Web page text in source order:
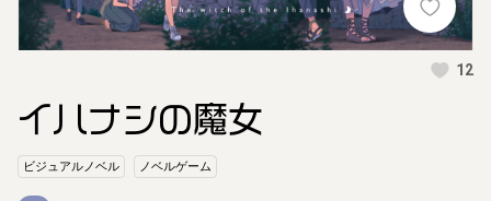
12
イハナシの魔女
ビジュアルノベル ノベルゲーム